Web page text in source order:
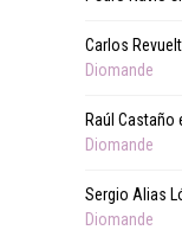
Carlos
Diomande
Raúl Castaño
Diomande
Sergio Alias
Diomande